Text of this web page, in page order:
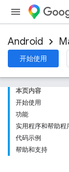
Android
开始使用
本页内容
开始使用
功能
实用程序和帮助程
代码示例
帮助和支持